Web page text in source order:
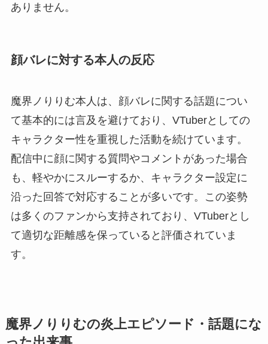
ありません。
顔バレに対する本人の反応
魔界ノりりむ本人は、顔バレに関する話題につい
て基本的には言及を避けており、VTuberとしての
キャラクター性を重視した活動を続けています。
配信中に顔に関する質問やコメントがあった場合
も、軽やかにスルーするか、キャラクター設定に
沿った回答で対応することが多いです。この姿勢
は多くのファンから支持されており、VTuberとし
て適切な距離感を保っていると評価されていま
す。
魔界ノりりむの炎上エピソード・話題にな